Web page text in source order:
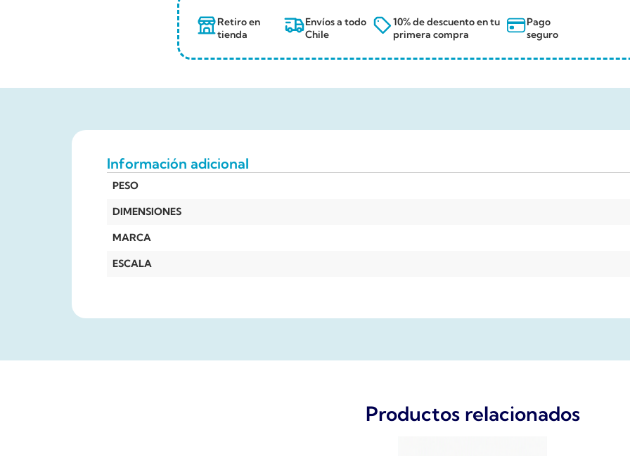
Retiro en
tienda
Envíos a todo
Chile
10% de descuento en tu
primera compra
Pago
seguro
Información adicional
PESO
DIMENSIONES
MARCA
ESCALA
Productos relacionados